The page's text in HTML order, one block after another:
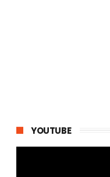
YOUTUBE